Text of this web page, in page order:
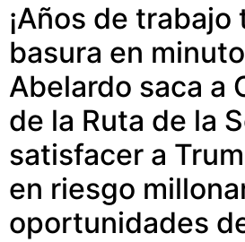
¡Años de trabajo
basura en
Abelardo saca a
de la Ruta de la
satisfacer a
en riesgo
oportunidades